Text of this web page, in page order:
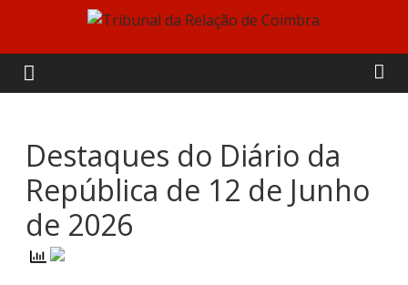
content
Tribunal
da
Relação
de
Coimbra
Destaques do Diário da
República de 12 de Junho
de 2026